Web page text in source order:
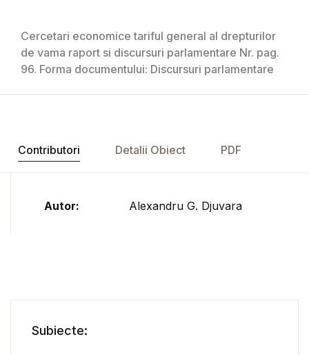
Cercetari economice tariful general al drepturilor
de vama raport si discursuri parlamentare Nr. pag.
96. Forma documentului: Discursuri parlamentare
Contributori Detalii Obiect PDF
Autor: Alexandru G. Djuvara
Subiecte: